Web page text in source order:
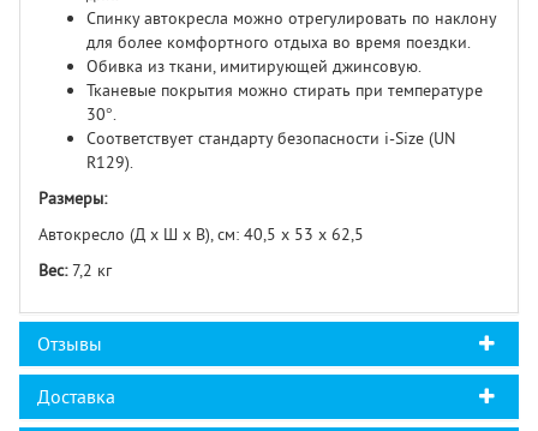
Спинку автокресла можно отрегулировать по наклону
для более комфортного отдыха во время поездки.
Обивка из ткани, имитирующей джинсовую.
Тканевые покрытия можно стирать при температуре
30°.
Соответствует стандарту безопасности i-Size (UN
R129).
Размеры:
Автокресло (Д х Ш х В), см: 40,5 х 53 х 62,5
Вес:7,2 кг
Отзывы
Доставка